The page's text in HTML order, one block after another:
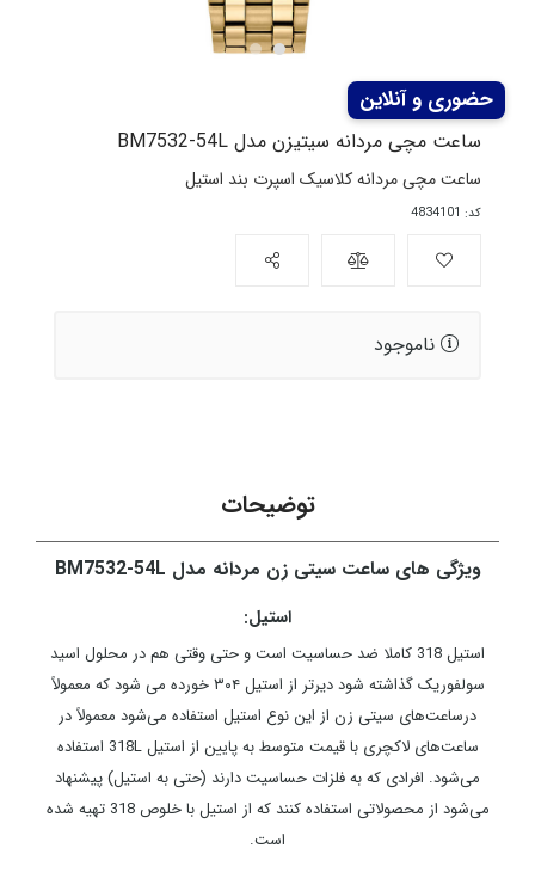
ساعت مچی مردانه سیتیزن مدل BM7532-54L
ساعت مچی مردانه کلاسیک اسپرت بند استیل
کد: 4834101
ناموجود
توضیحات
ویژگی های ساعت سیتی زن مردانه مدل BM7532-54L
استیل:
استیل 318 کاملا ضد حساسیت است و حتی وقتی هم در محلول اسید
سولفوریک گذاشته شود دیرتر از استیل ۳۰۴ خورده می شود که معمولاً
درساعت‌های سیتی زن از این نوع استیل استفاده می‌شود معمولاً در
ساعت‌های لاکچری با قیمت متوسط به پایین از استیل 318L استفاده
می‌شود. افرادی که به فلزات حساسیت دارند (حتی به استیل) پیشنهاد
می‌شود از محصولاتی استفاده کنند که از استیل با خلوص 318 تهیه شده
است.